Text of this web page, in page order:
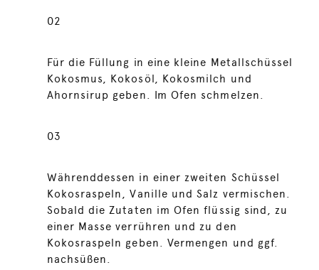
02
Für die Füllung in eine kleine Metallschüssel
Kokosmus, Kokosöl, Kokosmilch und
Ahornsirup geben. Im Ofen schmelzen.
03
Währenddessen in einer zweiten Schüssel
Kokosraspeln, Vanille und Salz vermischen.
Sobald die Zutaten im Ofen flüssig sind, zu
einer Masse verrühren und zu den
Kokosraspeln geben. Vermengen und ggf.
nachsüßen.